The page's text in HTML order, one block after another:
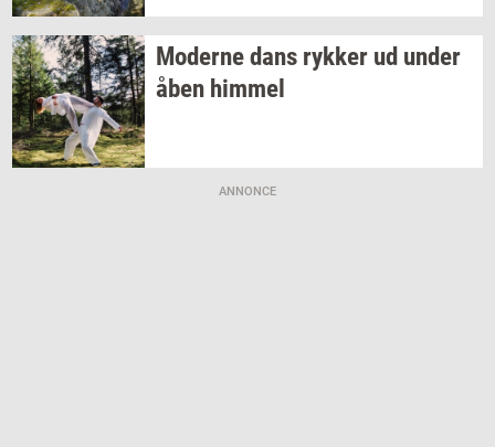
Mo­der­ne dans ryk­ker ud under
åben him­mel
ANNONCE